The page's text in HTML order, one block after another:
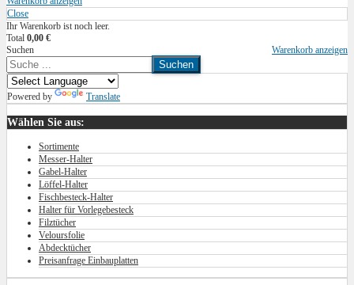
Close
Ihr Warenkorb ist noch leer.
Total 0,00 €
Warenkorb anzeigen
Suchen
Suchen
Powered by Translate
Wählen Sie aus:
Sortimente
Messer-Halter
Gabel-Halter
Löffel-Halter
Fischbesteck-Halter
Halter für Vorlegebesteck
Filztücher
Veloursfolie
Abdecktücher
Preisanfrage Einbauplatten